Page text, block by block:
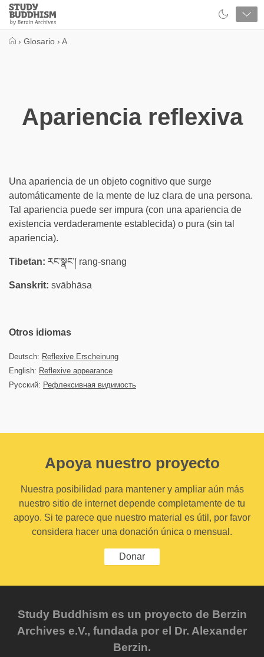
Close
Study
Buddhism
› Glosario › A
Apariencia reflexiva
Una apariencia de un objeto cognitivo que surge
automáticamente de la mente de luz clara de una persona.
Tal apariencia puede ser impura (con una apariencia de
existencia verdaderamente establecida) o pura (sin tal
apariencia).
Tibetan: རང་སྣང་། rang-snang
Sanskrit: svābhāsa
Otros idiomas
Deutsch: Reflexive Erscheinung
English: Reflexive appearance
Русский: Рефлексивная видимость
Apoya nuestro proyecto
Nuestra posibilidad para mantener y ampliar aún más
nuestro sitio de internet depende completamente de tu
apoyo. Si te parece que nuestro material es útil, por favor
considera hacer una donación única o mensual.
Donar
Study Buddhism es un proyecto de Berzin
Archives e.V., fundada por el Dr. Alexander
Berzin.